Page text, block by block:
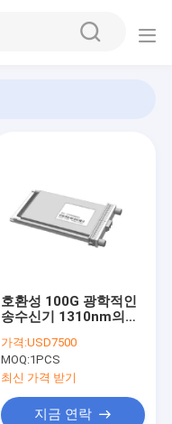
호환성 100G 광학적인
송수신기 1310nm의
Smf 매체
가격:USD7500
MOQ:1PCS
최신 가격 받기
지금 연락